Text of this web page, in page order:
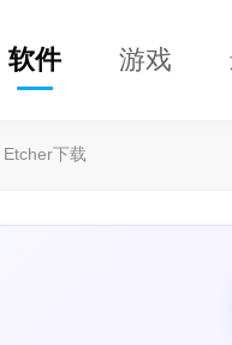
软件 游戏
Etcher下载